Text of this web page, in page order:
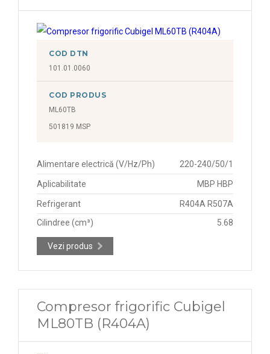
COD DTN
101.01.0060
COD PRODUS
ML60TB
501819 MSP
Alimentare electrică (V/Hz/Ph) 220-240/50/1
Aplicabilitate MBP HBP
Refrigerant
R404A R507A
Cilindree (cm³)
5.68
Vezi produs
Compresor frigorific Cubigel
ML80TB (R404A)